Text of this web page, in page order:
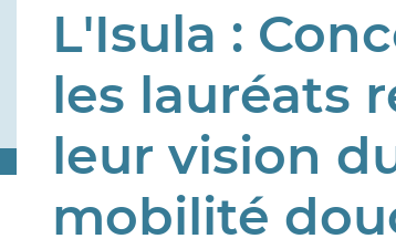
L'Isula :
les lauréats
leur vision
mobilité